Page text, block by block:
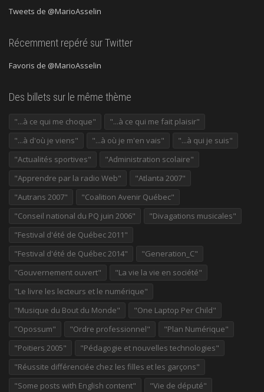
Tweets de @MarioAsselin
Récemment repéré sur Twitter
Favoris de @MarioAsselin
Des billets sur le même thème
"...à ce qui me choque"
"...à ce qui me fait plaisir"
"...à d'où je viens"
"...à où je m'en vais"
"...à qui je suis"
"Actualités sportives"
"Administration scolaire"
"Apprendre par la radio Web"
"Atlanta 2007"
"Autrans 2007"
"Coalition Avenir Québec"
"Conseil national du PQ juin 2006"
"Divagations musicales"
"Festival d'été de Québec 2011"
"Festival d'été de Québec 2014"
"Generation_C"
"Gouvernement ouvert"
"La vie la vie en société"
"Le livre les lecteurs et le numérique"
"Musique du Bout du Monde"
"One Laptop Per Child"
"Opossum"
"Ordre professionnel"
"Plan Numérique"
"Poitiers 2005"
"Pédagogie et nouvelles technologies"
"Réussite différenciée chez les filles et les garçons"
"Some posts with English content"
"Vie de député"